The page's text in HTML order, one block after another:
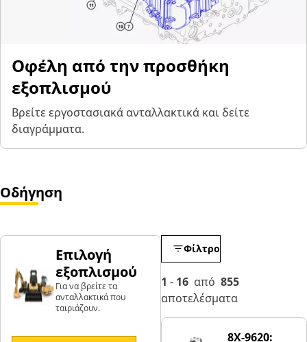
Οφέλη από την προσθήκη
εξοπλισμού
Βρείτε εργοστασιακά ανταλλακτικά και δείτε
διαγράμματα.
Οδήγηση
Επιλογή
εξοπλισμού
Για να βρείτε τα
ανταλλακτικά που
ταιριάζουν.
Φίλτρο
1 - 16 από 855
αποτελέσματα
8X-9620: